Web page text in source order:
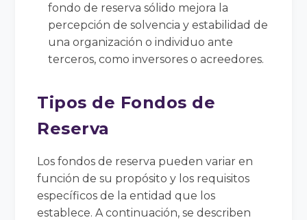
fondo de reserva sólido mejora la
percepción de solvencia y estabilidad de
una organización o individuo ante
terceros, como inversores o acreedores.
Tipos de Fondos de
Reserva
Los fondos de reserva pueden variar en
función de su propósito y los requisitos
específicos de la entidad que los
establece. A continuación, se describen